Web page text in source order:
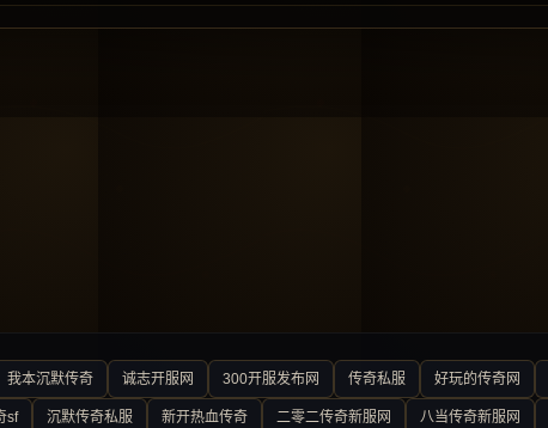
我本沉默传奇 诚志开服网 300开服发布网 传奇私服 好玩的传奇网
sf 沉默传奇私服 新开热血传奇 二零二传奇新服网 八当传奇新服网